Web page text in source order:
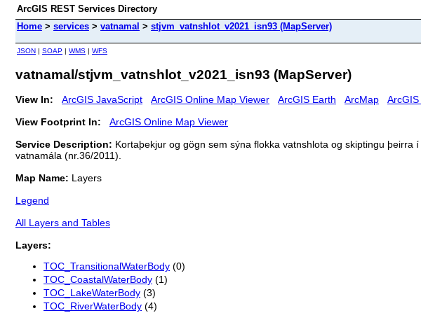
ArcGIS REST Services Directory
Home > services > vatnamal > stjvm_vatnshlot_v2021_isn93 (MapServer)
JSON | SOAP | WMS | WFS
vatnamal/stjvm_vatnshlot_v2021_isn93 (MapServer)
View In: ArcGIS JavaScript ArcGIS Online Map Viewer ArcGIS Earth ArcMap
View Footprint In:
ArcGIS Online Map Viewer
Service Description: Kortaþekjur og gögn sem sýna flokka vatnshlota og skiptingu
vatnamála (nr.36/2011).
Map Name: Layers
Legend
All Layers and Tables
Layers:
TOC_TransitionalWaterBody (0)
TOC_CoastalWaterBody (1)
TOC_LakeWaterBody (3)
TOC_RiverWaterBody (4)